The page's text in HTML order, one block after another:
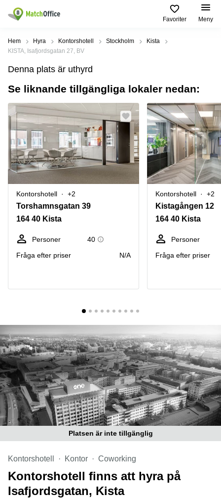
Favoriter Meny
Hyra / hyra ut
Kategorier
Kontor
Kontorshotell
Coworking
space
Lagerlokaler
Industrilokaler
Verkstad
kontor
Populära
Städer
Stockholm
Göteborg
Malmö
Uppsala
Norrköping
Skåne
Vasastan
Populära
sökningar
Kontorshotell
Stockholm
Hyra lokal
Stockholm
Kontorshotell
Göteborg
Coworking
Kontorshotell
Malmö
Coworking
Malmö
Lediga
lokaler
Hägersten
Hjälp
Om oss
Bli hyresvärd
Pris
Logga in
Hem Hyra Kontorshotell Stockholm
Kista
KISTA, Isafjordsgatan 27, BV
Denna plats är uthyrd
Se liknande tillgängliga lokaler nedan:
Kontorshotell +2
Torshamnsgatan 39
164 40 Kista
Personer
40
Fråga efter priser
N/A
Kontorshotell +2
Kistagången 12
164 40 Kista
Personer
Fråga efter priser
Platsen är inte tillgänglig
Kontorshotell Kontor Coworking
Kontorshotell finns att hyra på
Isafjordsgatan, Kista